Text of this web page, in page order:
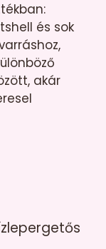
és sok
akár